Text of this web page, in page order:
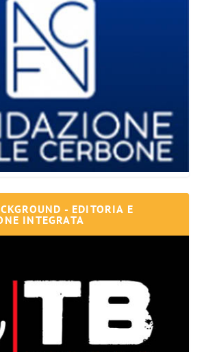
- EDITORIA E
INTEGRATA